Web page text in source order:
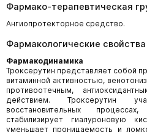
Фармако-терапевтическая
Ангиопротекторное средство.
Фармакологические свойства
Фармакодинамика
Троксерутин представляет собой
витаминной активностью,
противоотечным,
действием. Троксерутин
восстановительных
стабилизирует гиалуроновую
уменьшает проницаемость и